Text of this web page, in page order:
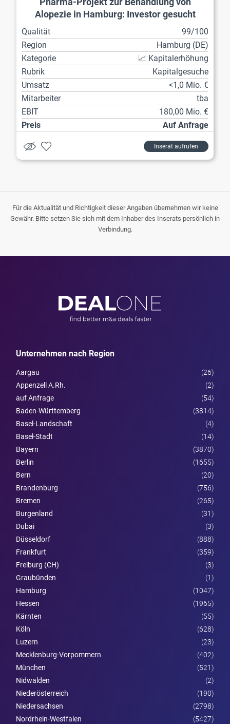
Alopezie in Hamburg: Investor gesucht
Qualität
99/100
Region
Hamburg (DE)
Kategorie
📈 Kapitalerhöhung
Rubrik
Kapitalgesuche
Umsatz
<1,0 Mio. €
Mitarbeiter
tba
EBIT
180,00 Mio. €
Preis
Auf Anfrage
Inserat aufrufen
Für die Aktualität und Richtigkeit dieser Angaben übernehmen wir keine
Gewähr. Bitte setzen Sie sich mit dem Inhaber des Inserats persönlich in
Verbindung.
Unternehmen nach Region
Aargau
(26)
Appenzell A.Rh.
(2)
auf Anfrage
(54)
Baden-Württemberg
(3814)
Basel-Landschaft
(4)
Basel-Stadt
(14)
Bayern
(3870)
Berlin
(1655)
Bern
(20)
Brandenburg
(756)
Bremen
(265)
Burgen­land
(31)
Dubai
(3)
Düsseldorf
(888)
Frankfurt
(359)
Freiburg (CH)
(3)
Graubünden
(1)
Hamburg
(1047)
Hessen
(1965)
Kärnten
(55)
Köln
(628)
Luzern
(23)
Mecklenburg-Vorpommern
(402)
München
(521)
Nidwalden
(2)
Nieder­österreich
(190)
Niedersachsen
(2798)
Nordrhein-Westfalen
(5427)